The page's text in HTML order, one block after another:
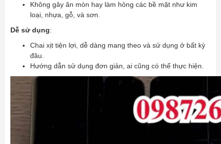
Không gây ăn mòn hay làm hỏng các bề mặt như kim
loại, nhựa, gỗ, và sơn.
Dễ sử dụng:
Chai xịt tiện lợi, dễ dàng mang theo và sử dụng ở bất kỳ
đâu.
Hướng dẫn sử dụng đơn giản, ai cũng có thể thực hiện.